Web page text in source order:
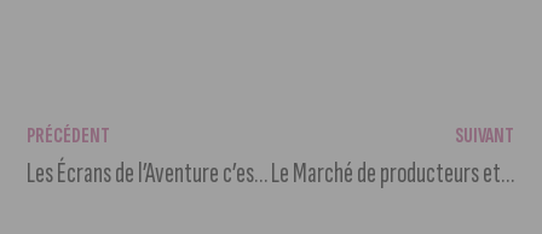
PRÉCÉDENT
Les Écrans de l’Aventure c’est fini… ou presque
SUIVANT
Le Marché de producteurs et artisans 100% Côte-d’Or se tiendra les 4 et 5 décembre dans les Jardins du Département